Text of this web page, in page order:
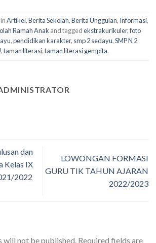
Artikel,Berita Sekolah,Berita Unggulan, Informasi,
Ramah Anak and taggedekstrakurikuler,foto
,pendidikan karakter, smp 2 sedayu,SMP N 2
,taman literasi,taman literasi gempita.
dan
Kelas IX
2022
LOWONGAN FORMASI
GURU TIK TAHUN AJARAN
2022/2023
will not be published. Required fields are